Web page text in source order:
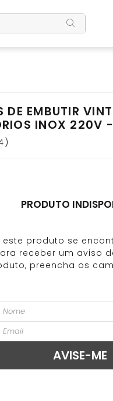
DE EMBUTIR
INOX 220V
PRODUTO